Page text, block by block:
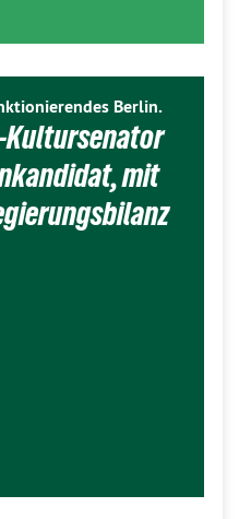
Berlin.
Kultursenator
mit